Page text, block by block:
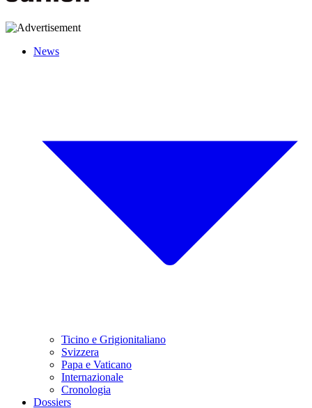
News
Ticino e Grigionitaliano
Svizzera
Papa e Vaticano
Internazionale
Cronologia
Dossiers